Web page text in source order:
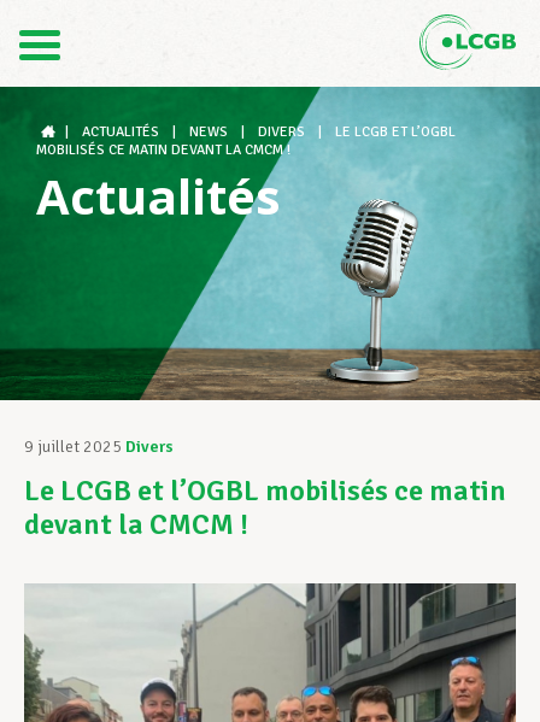
DE
Le LCGB
Structures syndicales
Assistance au Travail
Vos droits
Assistance en vie privée
Développement professionnel
ACTUALITÉS NEWS DIVERS
LE LCGB ET L’OGBL
MOBILISÉS CE MATIN DEVANT LA CMCM !
Actualités
9 juillet 2025 Divers
Le LCGB et l’OGBL mobilisés ce matin
devant la CMCM !